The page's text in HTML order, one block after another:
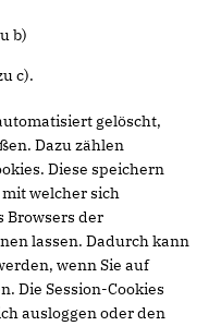
b)
c).
gelöscht,
Dazu zählen
Diese speichern
welcher sich
Browsers der
lassen. Dadurch kann
wenn Sie auf
Die Session-Cookies
ausloggen oder den